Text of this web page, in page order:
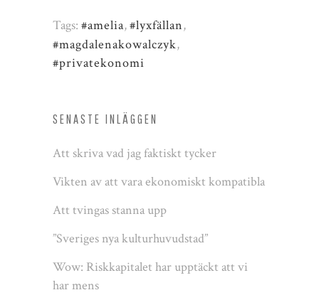
Tags: #amelia,#lyxfällan,
#magdalenakowalczyk,
#privatekonomi
SENASTE INLÄGGEN
Att skriva vad jag faktiskt tycker
Vikten av att vara ekonomiskt kompatibla
Att tvingas stanna upp
”Sveriges nya kulturhuvudstad”
Wow: Riskkapitalet har upptäckt att vi
har mens